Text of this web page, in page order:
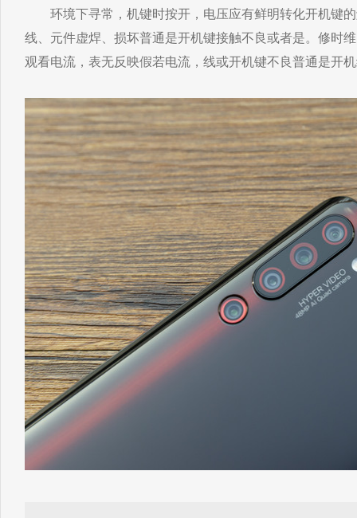
环境下寻常，机键时按开，电压应有鲜明转化开机键的
线、元件虚焊、损坏普通是开机键接触不良或者是。修时
观看电流，表无反映假若电流，线或开机键不良普通是开